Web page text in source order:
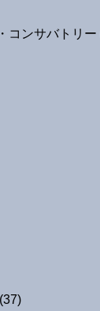
コンサバトリー
(37)